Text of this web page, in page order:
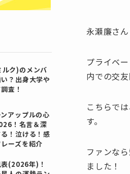
永瀬廉さ
プライベ
内での交
こちらで
す。
ファンな
ました！
ク)のメンバ
？出身大学や
査！
アップルの心
！名言＆深
！泣ける！感
ーズを紹介
(2026年)！